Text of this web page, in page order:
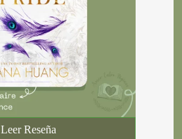
Leer Reseña